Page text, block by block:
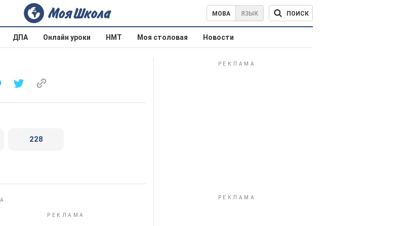
МОВА ЯЗЫК ПОИСК
ДПА Онлайн уроки НМТ Моя столовая Новости
228